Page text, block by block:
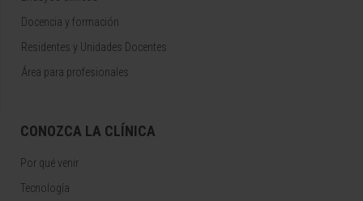
Docencia y formación
Residentes y Unidades Docentes
Área para profesionales
CONOZCA LA CLÍNICA
Por qué venir
Tecnología